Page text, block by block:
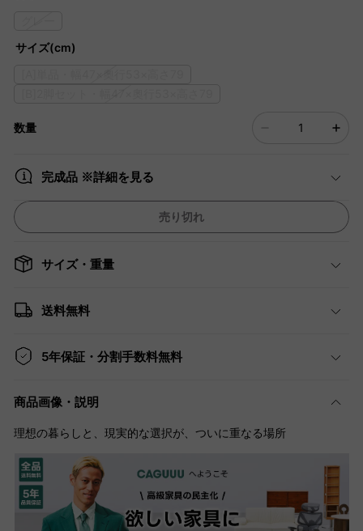
サイズ(cm)
数量
完成品 ※詳細を見る
売り切れ
サイズ・重量
送料無料
5年保証・分割手数料無料
商品画像・説明
理想の暮らしと、現実的な選択が、ついに重なる場所